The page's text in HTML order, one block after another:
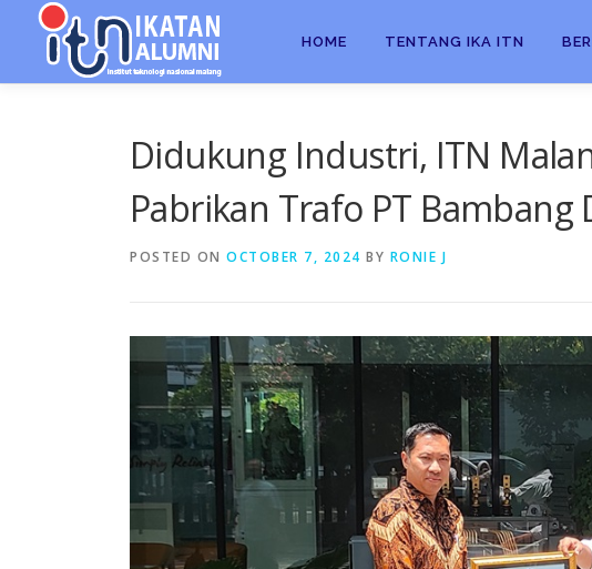
HOME TENTANG IKA ITN
Didukung Industri, ITN
Pabrikan Trafo PT Bambang
POSTED ON OCTOBER 7, 2024 BY RONIE J